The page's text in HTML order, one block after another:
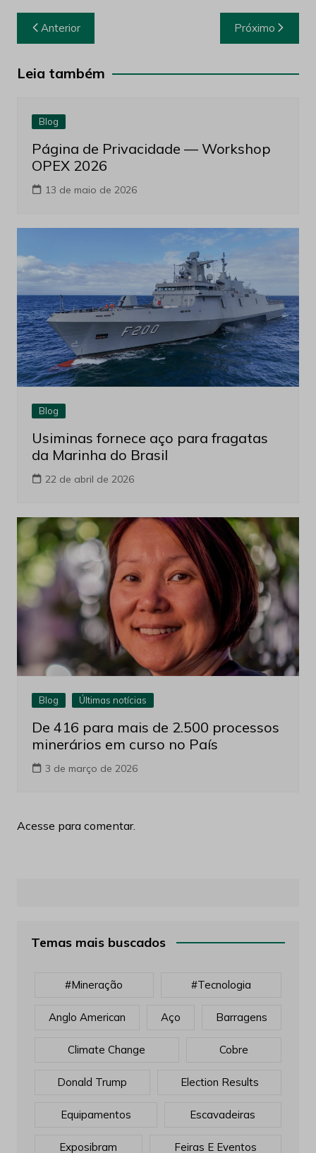
Navegação
de
Post
Anterior Próximo
Leia também
Blog
Página de Privacidade — Workshop
OPEX 2026
13 de maio de 2026
Blog
Usiminas fornece aço para fragatas
da Marinha do Brasil
22 de abril de 2026
Blog Últimas notícias
De 416 para mais de 2.500 processos
minerários em curso no País
3 de março de 2026
Acesse para comentar.
Temas mais buscados
#mineração #tecnologia
Anglo American Aço Barragens
Climate Change Cobre
Donald Trump Election Results
Equipamentos Escavadeiras
Exposibram Feiras E Eventos